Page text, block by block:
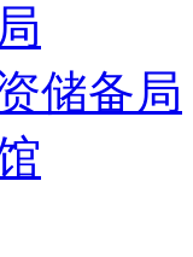
储备局